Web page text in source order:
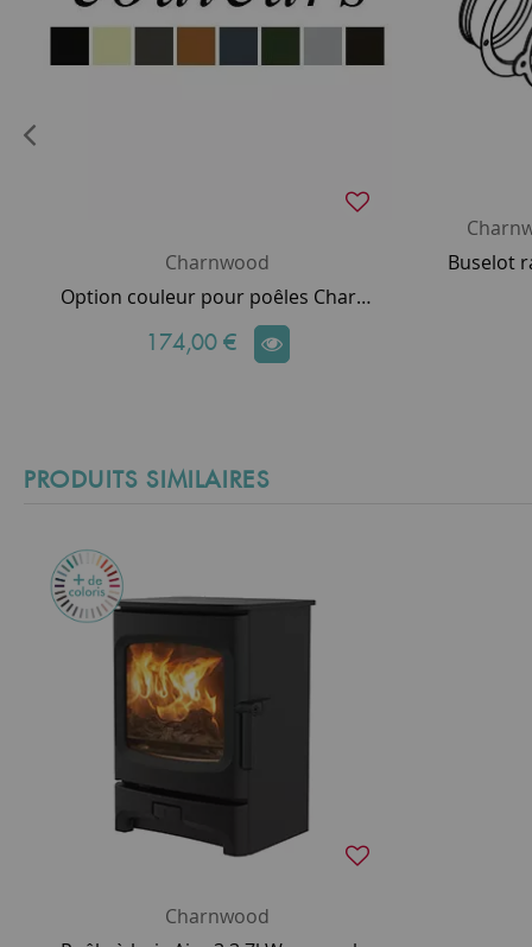
Charnwood
Option couleur pour poêles Charnwood
174,00 €
PRODUITS SIMILAIRES
Charnwood